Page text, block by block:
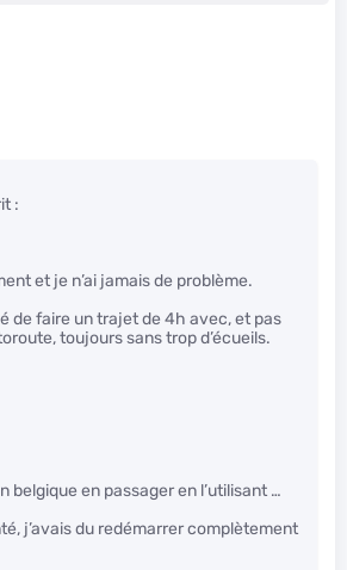
:
et je n’ai jamais de problème.
de faire un trajet de 4h avec, et pas
toujours sans trop d’écueils.
belgique en passager en l’utilisant …
j’avais du redémarrer complètement